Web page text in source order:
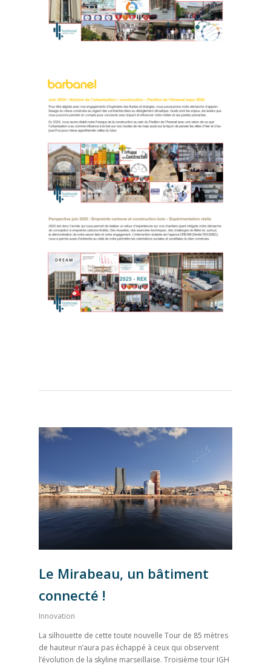
Le Mirabeau, un bâtiment
connecté !
Innovation
La silhouette de cette toute nouvelle Tour de 85 mètres
de hauteur n’aura pas échappé à ceux qui observent
l’évolution de la skyline marseillaise. Troisième tour IGH